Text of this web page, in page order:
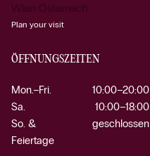
Wien Österreich
Plan your visit
ÖFFNUNGSZEITEN
Mon.–Fri.
10:00–20:00
Sa.
10:00–18:00
So. &
Feiertage
geschlossen